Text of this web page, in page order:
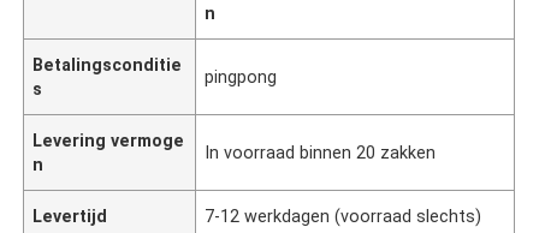
n
Betalingsconditie
s
pingpong
Levering vermoge
n
In voorraad binnen 20 zakken
Levertijd 7-12 werkdagen (voorraad slechts)